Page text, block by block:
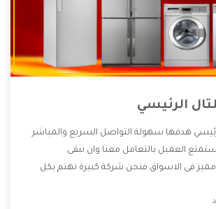
الرئيسي
هدفها سهولة التواصل السريع والمباشر
العميل بالتعامل معنا وان نبقى
فى الاسواق فنحن شركة كبيرة نهتم بكل
تكون منها خدمة الصيانة التى تكون من أهم